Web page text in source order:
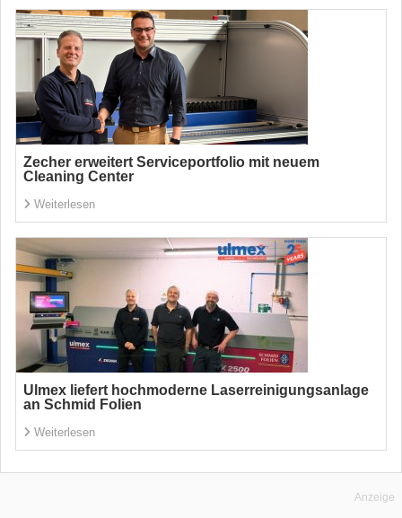
Zecher erweitert Serviceportfolio mit neuem
Cleaning Center
Weiterlesen
Ulmex liefert hochmoderne Laserreinigungsanlage
an Schmid Folien
Weiterlesen
Anzeige